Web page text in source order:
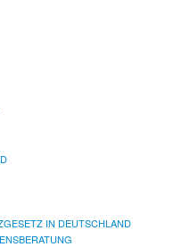
IN DEUTSCHLAND